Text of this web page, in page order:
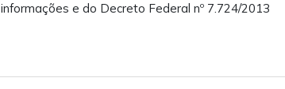
informações e do Decreto Federal nº 7.724/2013